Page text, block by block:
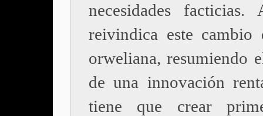
necesidades facticias.
reivindica este cambio
orweliana, resumiendo
de una innovación
tiene que crear